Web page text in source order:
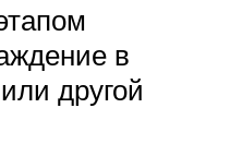
в
другой